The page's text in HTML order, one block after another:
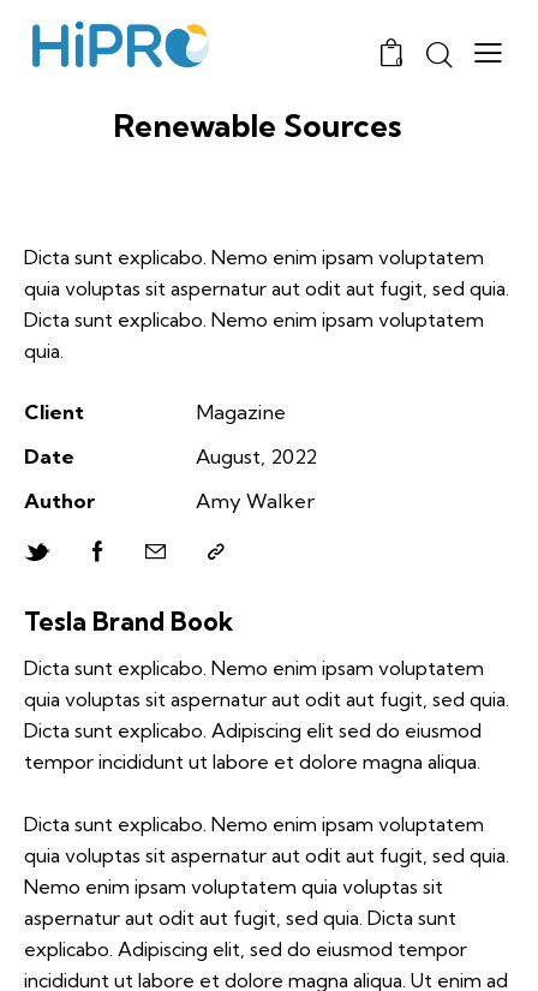
0
Renewable Sources
Dicta sunt explicabo. Nemo enim ipsam voluptatem
quia voluptas sit aspernatur aut odit aut fugit, sed quia.
Dicta sunt explicabo. Nemo enim ipsam voluptatem
quia.
Client
Magazine
Date
August, 2022
Author
Amy Walker
Tesla Brand Book
Dicta sunt explicabo. Nemo enim ipsam voluptatem
quia voluptas sit aspernatur aut odit aut fugit, sed quia.
Dicta sunt explicabo. Adipiscing elit sed do eiusmod
tempor incididunt ut labore et dolore magna aliqua.
Dicta sunt explicabo. Nemo enim ipsam voluptatem
quia voluptas sit aspernatur aut odit aut fugit, sed quia.
Nemo enim ipsam voluptatem quia voluptas sit
aspernatur aut odit aut fugit, sed quia. Dicta sunt
explicabo. Adipiscing elit, sed do eiusmod tempor
incididunt ut labore et dolore magna aliqua. Ut enim ad